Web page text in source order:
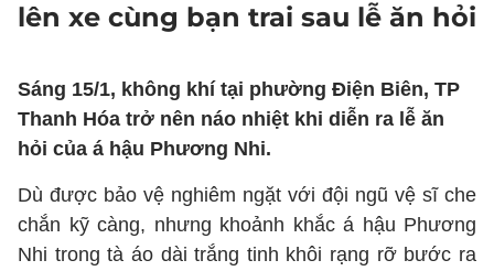
lên xe cùng bạn trai sau lễ ăn hỏi
Sáng 15/1, không khí tại phường Điện Biên, TP
Thanh Hóa trở nên náo nhiệt khi diễn ra lễ ăn
hỏi của á hậu Phương Nhi.
Dù được bảo vệ nghiêm ngặt với đội ngũ vệ sĩ che
chắn kỹ càng, nhưng khoảnh khắc á hậu Phương
Nhi trong tà áo dài trắng tinh khôi rạng rỡ bước ra